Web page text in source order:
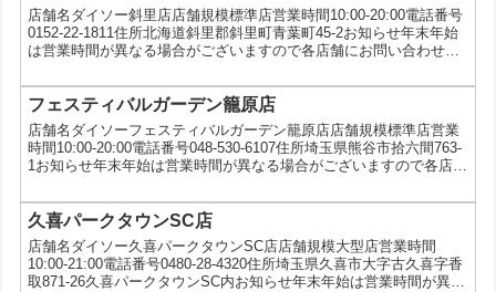
店舗名ダイソー斜里店店舗規模標準店営業時間10:00-20:00電話番号
0152-22-1811住所北海道斜里郡斜里町青葉町45-2お知らせ年末年始
は営業時間が異なる場合がございますので各店舗にお問い合わせく
フェスティバルガーデン籠原店
店舗名ダイソーフェスティバルガーデン籠原店店舗規模標準店営業
時間10:00-20:00電話番号048-530-6107住所埼玉県熊谷市拾六間763-
1お知らせ年末年始は営業時間が異なる場合がございますので各店舗
ャンペーン、au三太郎の日
久喜パークタウンSC店
店舗名ダイソー久喜パークタウンSC店店舗規模大型店営業時間
10:00-21:00電話番号0480-28-4320住所埼玉県久喜市大字古久喜字香
取871-26久喜パークタウンSC内お知らせ年末年始は営業時間が異な